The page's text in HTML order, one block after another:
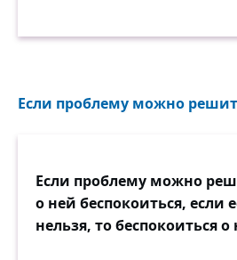
Если проблему можно
Если проблему можно
о ней беспокоиться, если
нельзя, то беспокоиться